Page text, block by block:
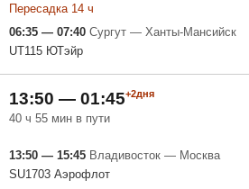
Пересадка 14 ч
06:35 — 07:40 Сургут — Ханты-Мансийск
UT115 ЮТэйр
13:50 — 01:45+2дня
40 ч 55 мин в пути
13:50 — 15:45 Владивосток — Москва
SU1703 Аэрофлот